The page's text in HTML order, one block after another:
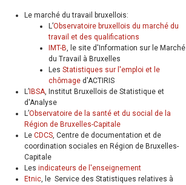
Le marché du travail bruxellois:
L’Observatoire bruxellois du marché du
travail et des qualifications
IMT-B , le site d'Information sur le Marché
du Travail à Bruxelles
Les Statistiques sur l'emploi et le
chômage d'ACTIRIS
L’IBSA , Institut Bruxellois de Statistique et
d'Analyse
L’Observatoire de la santé et du social de la
Région de Bruxelles-Capitale
Le CDCS , Centre de documentation et de
coordination sociales en Région de Bruxelles-
Capitale
Les indicateurs de l'enseignement
Etnic , le Service des Statistiques relatives à